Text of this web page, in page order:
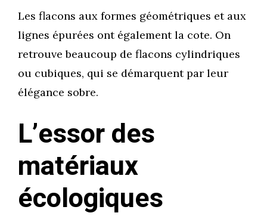
Les flacons aux formes géométriques et aux
lignes épurées ont également la cote. On
retrouve beaucoup de flacons cylindriques
ou cubiques, qui se démarquent par leur
élégance sobre.
L’essor des
matériaux
écologiques